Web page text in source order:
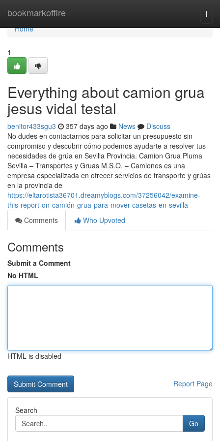
bookmarkoffire
Home
Home
1
Everything about camion grua
jesus vidal testal
benitor433sgu3 357 days ago News
Discuss
No dudes en contactarnos para solicitar un presupuesto sin
compromiso y descubrir cómo podemos ayudarte a resolver tus
necesidades de grúa en Sevilla Provincia. Camion Grua Pluma
Sevilla – Transportes y Gruas M.S.O. – Camiones es una
empresa especializada en ofrecer servicios de transporte y grúas
en la provincia de
https://eltarotista36701.dreamyblogs.com/37256042/examine-
this-report-on-camión-grua-para-mover-casetas-en-sevilla
Comments
Who Upvoted
Comments
Submit a Comment
No HTML
HTML is disabled
Report Page
Search
Go